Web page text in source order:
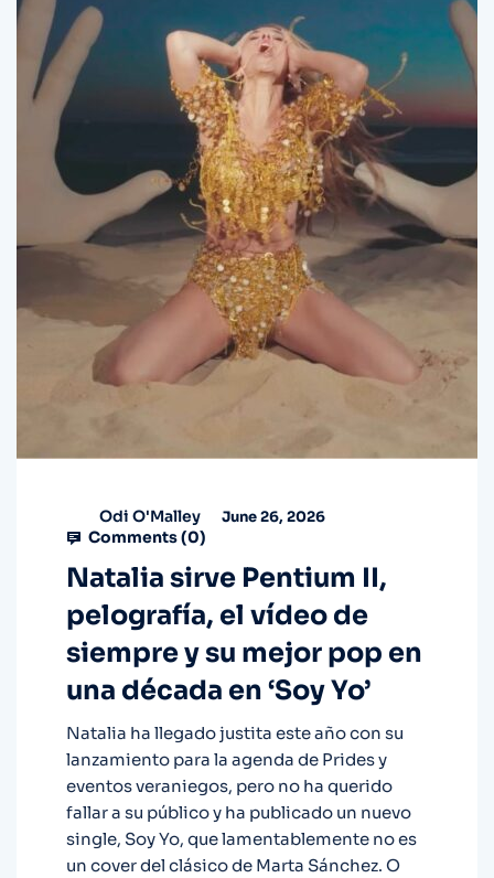
Odi O'Malley June 26, 2026
Comments (0)
Natalia sirve Pentium II,
pelografía, el vídeo de
siempre y su mejor pop en
una década en ‘Soy Yo’
Natalia ha llegado justita este año con su
lanzamiento para la agenda de Prides y
eventos veraniegos, pero no ha querido
fallar a su público y ha publicado un nuevo
single, Soy Yo, que lamentablemente no es
un cover del clásico de Marta Sánchez. O